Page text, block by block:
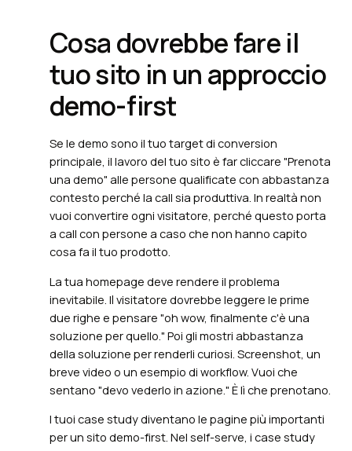
Cosa dovrebbe fare il
tuo sito in un approccio
demo-first
Se le demo sono il tuo target di conversion
principale, il lavoro del tuo sito è far cliccare "Prenota
una demo" alle persone qualificate con abbastanza
contesto perché la call sia produttiva. In realtà non
vuoi convertire ogni visitatore, perché questo porta
a call con persone a caso che non hanno capito
cosa fa il tuo prodotto.
La tua homepage deve rendere il problema
inevitabile. Il visitatore dovrebbe leggere le prime
due righe e pensare "oh wow, finalmente c'è una
soluzione per quello." Poi gli mostri abbastanza
della soluzione per renderli curiosi. Screenshot, un
breve video o un esempio di workflow. Vuoi che
sentano "devo vederlo in azione." È lì che prenotano.
I tuoi case study diventano le pagine più importanti
per un sito demo-first. Nel self-serve, i case study